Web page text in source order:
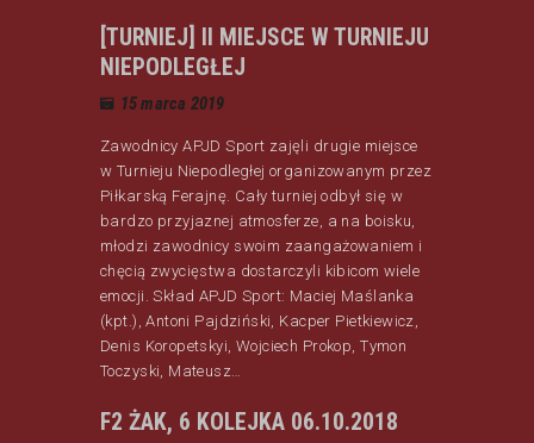
[TURNIEJ] II MIEJSCE W TURNIEJU
NIEPODLEGŁEJ
15 marca 2019
Zawodnicy APJD Sport zajęli drugie miejsce
w Turnieju Niepodległej organizowanym przez
Piłkarską Ferajnę. Cały turniej odbył się w
bardzo przyjaznej atmosferze, a na boisku,
młodzi zawodnicy swoim zaangażowaniem i
chęcią zwycięstwa dostarczyli kibicom wiele
emocji. Skład APJD Sport: Maciej Maślanka
(kpt.), Antoni Pajdziński, Kacper Pietkiewicz,
Denis Koropetskyi, Wojciech Prokop, Tymon
Toczyski, Mateusz…
F2 ŻAK, 6 KOLEJKA 06.10.2018